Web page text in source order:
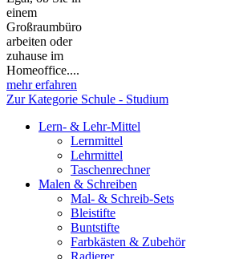
einem
Großraumbüro
arbeiten oder
zuhause im
Homeoffice....
mehr erfahren
Zur Kategorie Schule - Studium
Lern- & Lehr-Mittel
Lernmittel
Lehrmittel
Taschenrechner
Malen & Schreiben
Mal- & Schreib-Sets
Bleistifte
Buntstifte
Farbkästen & Zubehör
Radierer